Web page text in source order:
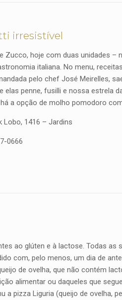
irresistível
Zucco, hoje com duas unidades –
italiana. No menu,
pelo chef José Meirelles,
elas penne, fusilli e nossa estrela
a opção de molho pomodoro
Lobo, 1416 – Jardins
0666
ao glúten e à lactose. Todas as
com, pelo menos, um dia de
de ovelha, que não contém
alimentar ou daqueles que
a pizza Liguria (queijo de ovelha,